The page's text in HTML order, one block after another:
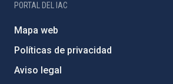
PORTAL DEL IAC
Mapa web
Políticas de privacidad
Aviso legal